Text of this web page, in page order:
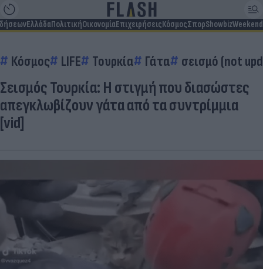
ΕλλάδαΠολιτικήΟικονομίαΕπιχειρήσειςΚόσμοςΣπορShowbizWeekend
Κόσμος LIFE Τουρκία Γάτα σεισμό (not
Σεισμός Τουρκία: Η στιγμή που διασώστες
απεγκλωβίζουν γάτα από τα συντρίμμια
[vid]